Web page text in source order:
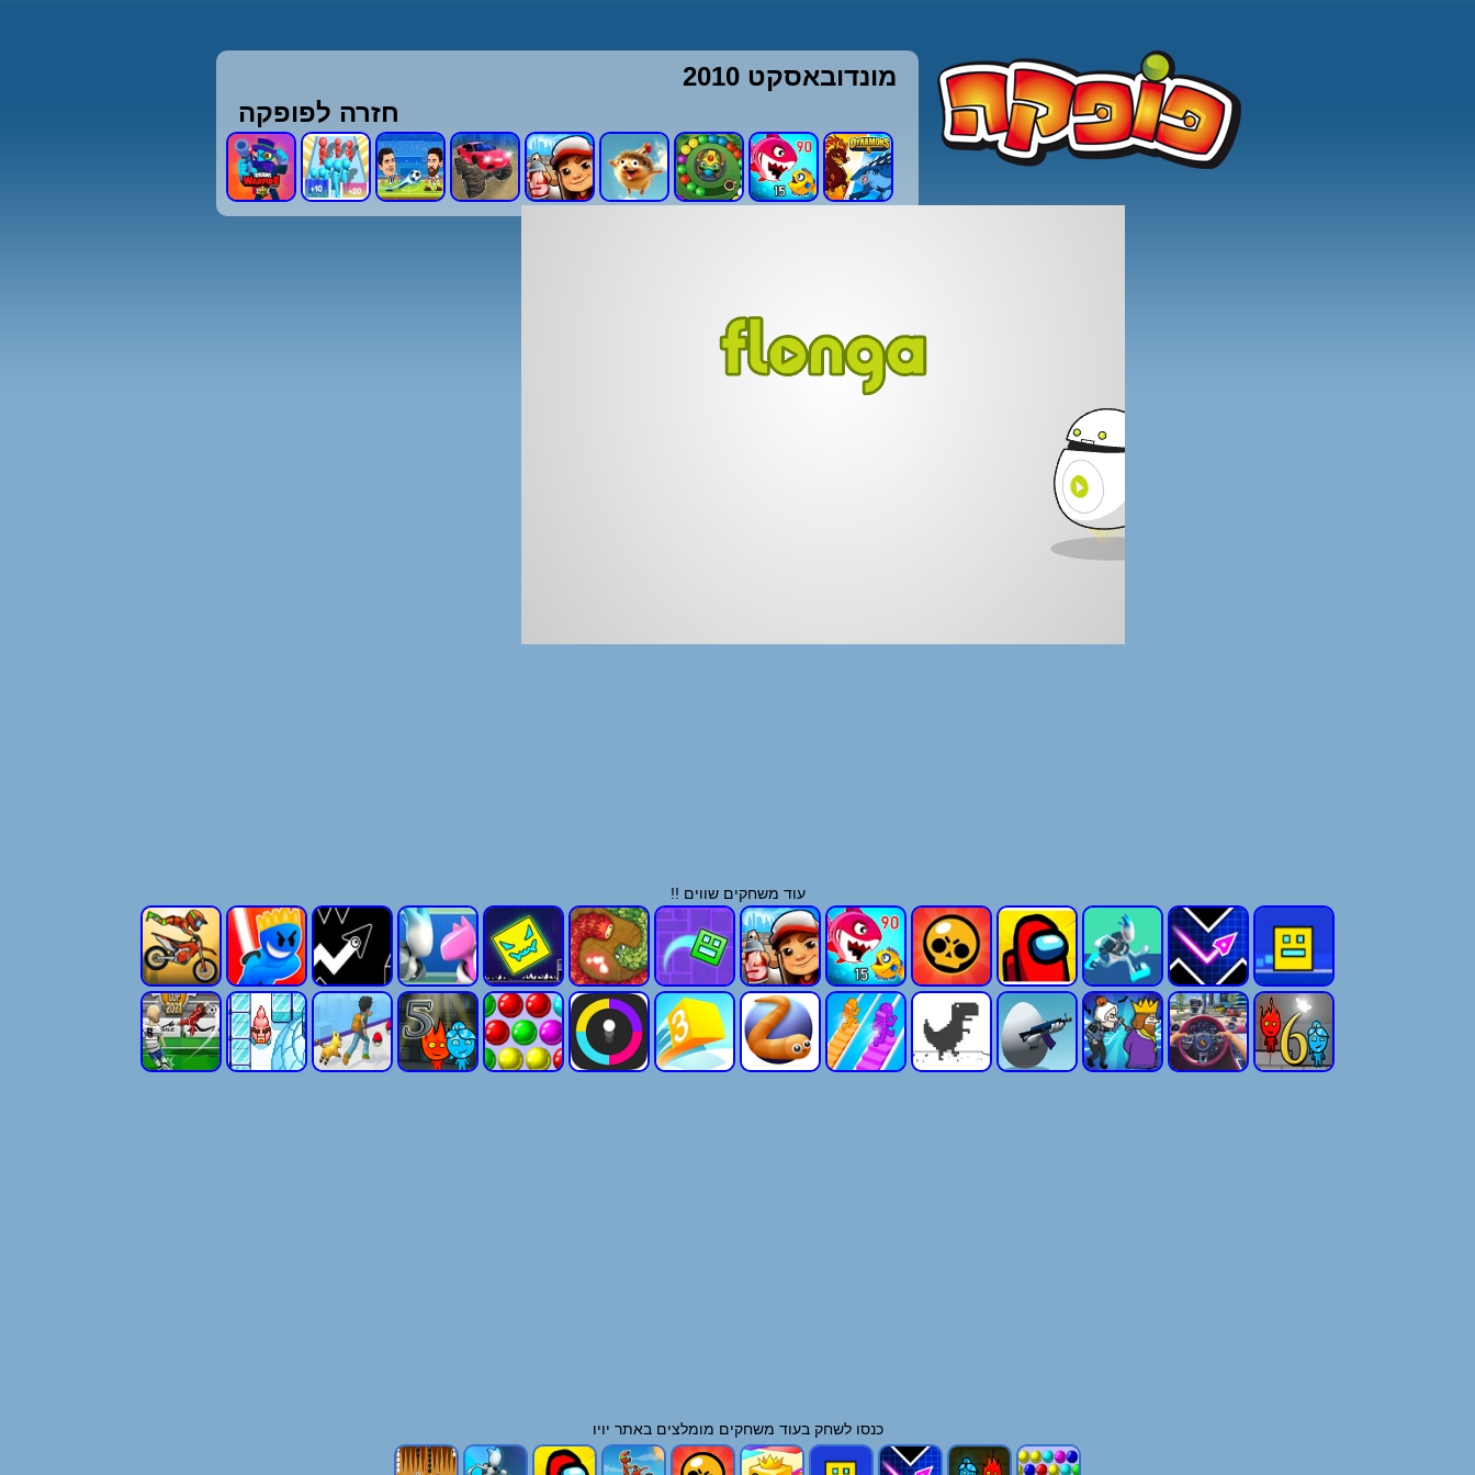
מונדובאסקט 2010
חזרה לפופקה
עוד משחקים שווים !!
כנסו לשחק בעוד משחקים מומלצים באתר יויו